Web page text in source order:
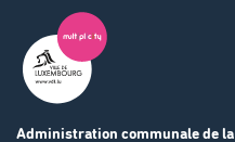
Administration communale de la